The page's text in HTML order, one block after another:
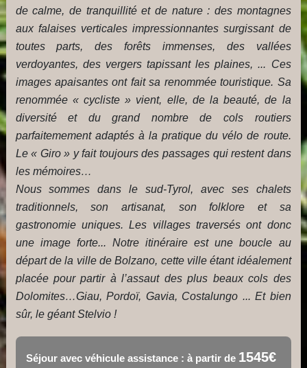
de calme, de tranquillité et de nature : des montagnes
aux falaises verticales impressionnantes surgissant de
toutes parts, des forêts immenses, des vallées
verdoyantes, des vergers tapissant les plaines, ... Ces
images apaisantes ont fait sa renommée touristique. Sa
renommée « cycliste » vient, elle, de la beauté, de la
diversité et du grand nombre de cols routiers
parfaitemement adaptés à la pratique du vélo de route.
Le « Giro » y fait toujours des passages qui restent dans
les mémoires…
Nous sommes dans le sud-Tyrol, avec ses chalets
traditionnels, son artisanat, son folklore et sa
gastronomie uniques. Les villages traversés ont donc
une image forte... Notre itinéraire est une boucle au
départ de la ville de Bolzano, cette ville étant idéalement
placée pour partir à l’assaut des plus beaux cols des
Dolomites…Giau, Pordoï, Gavia, Costalungo ... Et bien
sûr, le géant Stelvio !
Séjour avec véhicule assistance : à partir de 1545€